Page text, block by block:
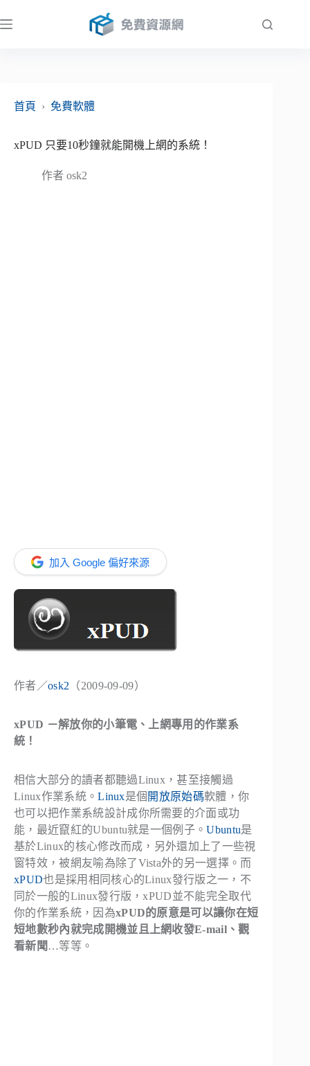
至
首頁
› 免費軟體
xPUD 只要10秒鐘就能開機上網的系統！
作者 osk2
加入 Google 偏好來源
作者／osk2 （2009-09-09）
xPUD －解放你的小筆電、上網專用的作業系
統！
相信大部分的讀者都聽過Linux，甚至接觸過
Linux作業系統。Linux是個 開放原始碼軟體，你
也可以把作業系統設計成你所需要的介面或功
能，最近竄紅的Ubuntu就是一個例子。Ubuntu是
基於Linux的核心修改而成，另外還加上了一些視
窗特效，被網友喻為除了Vista外的另一選擇。而
xPUD也是採用相同核心的Linux發行版之一，不
同於一般的Linux發行版，xPUD並不能完全取代
你的作業系統，因為xPUD的原意是可以讓你在短
短地數秒內就完成開機並且上網收發E-mail、觀
看新聞 …等等。